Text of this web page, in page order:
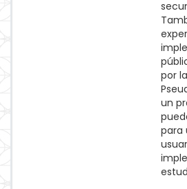
por
un
para